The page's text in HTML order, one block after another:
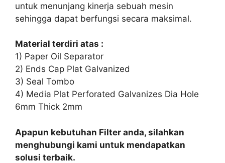
untuk menunjang kinerja sebuah mesin
sehingga dapat berfungsi secara maksimal.
Material terdiri atas :
1) Paper Oil Separator
2) Ends Cap Plat Galvanized
3) Seal Tombo
4) Media Plat Perforated Galvanizes Dia Hole
6mm Thick 2mm
Apapun kebutuhan Filter anda, silahkan
menghubungi kami untuk mendapatkan
solusi terbaik.